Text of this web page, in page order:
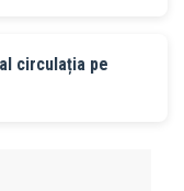
circulația pe